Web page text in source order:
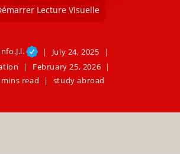
Lecture Visuelle
July 24, 2025
February 25, 2026
mins read
study abroad